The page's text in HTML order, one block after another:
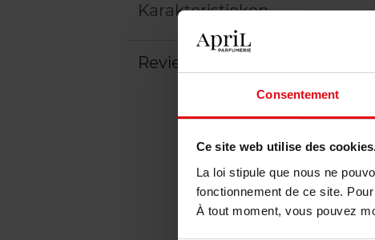
Consentement
Ce site web utilise des
La loi stipule que nous ne
fonctionnement de ce site.
À tout moment, vous pouvez
Karakteristieken
Review